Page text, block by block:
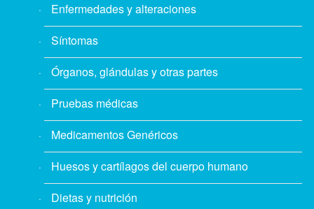
Enfermedades y alteraciones
Síntomas
Órganos, glándulas y otras partes
Pruebas médicas
Medicamentos Genéricos
Huesos y cartílagos del cuerpo humano
Dietas y nutrición